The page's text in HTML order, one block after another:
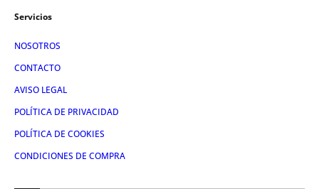
Servicios
NOSOTROS
CONTACTO
AVISO LEGAL
POLÍTICA DE PRIVACIDAD
POLÍTICA DE COOKIES
CONDICIONES DE COMPRA